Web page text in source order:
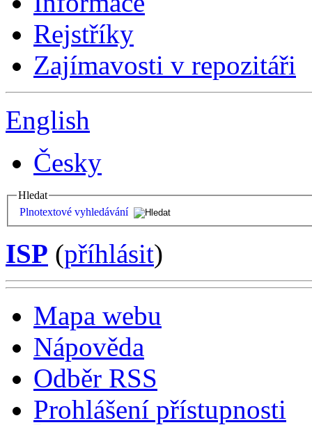
Rejstříky
Zajímavosti v repozitáři
English
Česky
Hledat
Plnotextové vyhledávání
ISP (příhlásit)
Mapa webu
Nápověda
Odběr RSS
Prohlášení přístupnosti